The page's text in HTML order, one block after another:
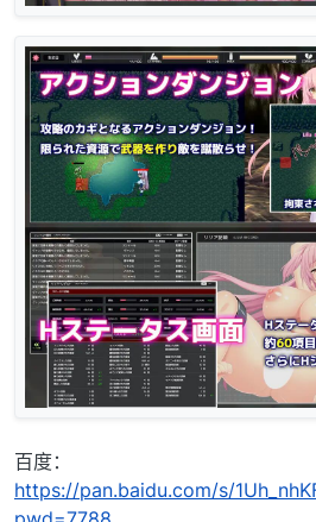
百度：
https://pan.baidu.com/s/